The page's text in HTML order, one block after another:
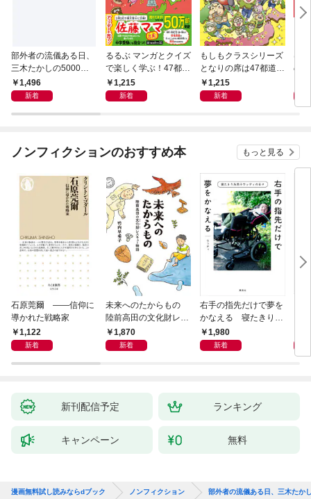
部外者の流儀ある日、
三木たかしの5000曲
を託されたぼくは、い
かにしてその価値を最
1,496
新着
るるぶ マンガとクイズ
で楽しく学ぶ！47都道
府県1,215
新着
もしもクラスシリーズ
となりの席は47都道府
県!?1,215
新着
は
の
ノンフィクションのおすすめ本 もっと見る
石原莞爾 ――信仰に
導かれた戦略家
1,122
新着
未来へのたからもの
陸前高田の文化財レス
キュー物語
1,870
新着
右手の指先だけで夢を
かなえる 寝たきり系
男子ウッディの日々
1,980
新着
新刊配信予定 ランキング
キャンペーン 無料
漫画無料試し読みならdブック ノンフィクション 部外者の流儀ある日、三木たか